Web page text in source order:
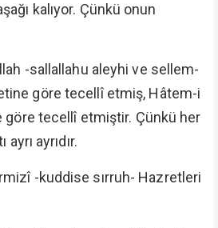
kalıyor. Çünkü onun
-sallallahu aleyhi ve sellem-
göre tecellî etmiş, Hâtem-i
tecellî etmiştir. Çünkü her
ayrıdır.
-kuddise sırruh- Hazretleri